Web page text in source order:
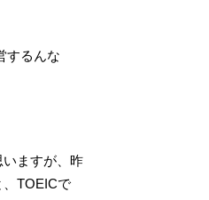
するんな
ますが、昨
TOEICで